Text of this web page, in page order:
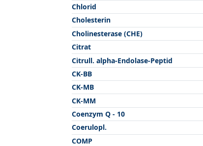
Chlorid
Cholesterin
Cholinesterase (CHE)
Citrat
Citrull. alpha-Endolase-Peptid
CK-BB
CK-MB
CK-MM
Coenzym Q - 10
Coerulopl.
COMP